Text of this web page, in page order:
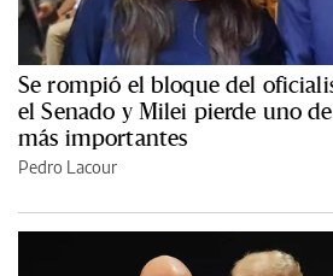
Se rompió el bloque del
el Senado y Milei pierde uno
más importantes
Pedro Lacour